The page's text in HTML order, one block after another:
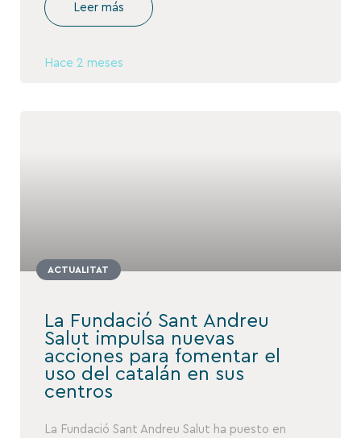
Leer más
Hace 2 meses
ACTUALITAT
La Fundació Sant Andreu
Salut impulsa nuevas
acciones para fomentar el
uso del catalán en sus
centros
La Fundació Sant Andreu Salut ha puesto en